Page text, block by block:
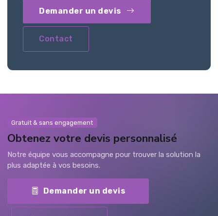
Demander un devis
Contact
Gratuit & sans engagement
Obtenez votre devis personnalisé
Notre équipe vous accompagne pour trouver la solution la
plus adaptée à vos besoins.
Demander un devis